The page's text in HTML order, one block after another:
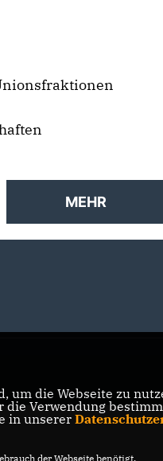
MEHR
um die Webseite zu
die Verwendung
in unserer
der Webseite benötigt.